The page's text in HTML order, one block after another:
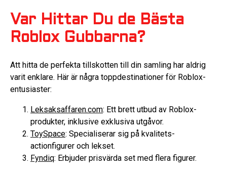
Var Hittar Du de Bästa
Roblox Gubbarna?
Att hitta de perfekta tillskotten till din samling har aldrig
varit enklare. Här är några toppdestinationer för Roblox-
entusiaster:
Leksaksaffaren.com: Ett brett utbud av Roblox-
produkter, inklusive exklusiva utgåvor.
ToySpace: Specialiserar sig på kvalitets-
actionfigurer och lekset.
Fyndiq: Erbjuder prisvärda set med flera figurer.